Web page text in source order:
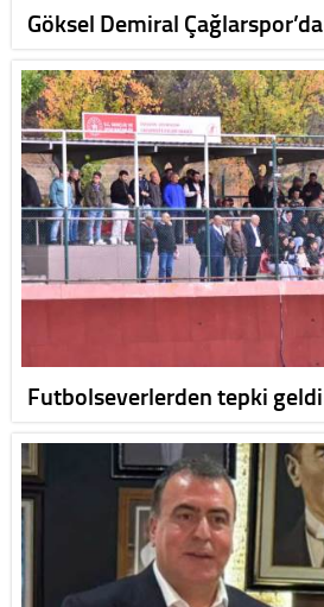
Göksel Demiral Çağlarspor’da
Futbolseverlerden tepki geldi